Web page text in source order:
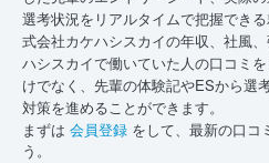
選考状況をリアルタイムで把握でき
式会社カケハシスカイの年収、社風
ハシスカイで働いていた人の口コミ
けでなく、先輩の体験記やESから選
対策を進めることができます。
まずは 会員登録 をして、最新の口コ
う。